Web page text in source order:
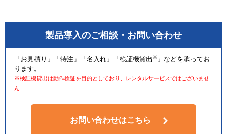
製品導入のご相談・お問い合わせ
「お見積り」「特注」「名入れ」「検証機貸出 ※ 」などを承ってお
ります。
※検証機貸出は動作検証を目的としており、レンタルサービスではございませ
ん
お問い合わせはこちら